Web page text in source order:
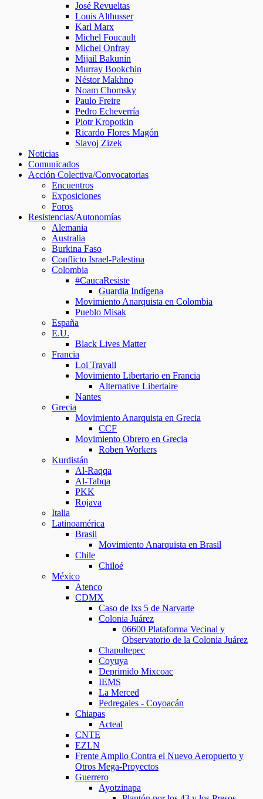
José Revueltas
Louis Althusser
Karl Marx
Michel Foucault
Michel Onfray
Mijail Bakunin
Murray Bookchin
Néstor Makhno
Noam Chomsky
Paulo Freire
Pedro Echeverría
Piotr Kropotkin
Ricardo Flores Magón
Slavoj Zizek
Noticias
Comunicados
Acción Colectiva/Convocatorias
Encuentros
Exposiciones
Foros
Resistencias/Autonomías
Alemania
Australia
Burkina Faso
Conflicto Israel-Palestina
Colombia
#CaucaResiste
Guardia Indígena
Movimiento Anarquista en Colombia
Pueblo Misak
España
E.U.
Black Lives Matter
Francia
Loi Travail
Movimiento Libertario en Francia
Alternative Libertaire
Nantes
Grecia
Movimiento Anarquista en Grecia
CCF
Movimiento Obrero en Grecia
Roben Workers
Kurdistán
Al-Raqqa
Al-Tabqa
PKK
Rojava
Italia
Latinoamérica
Brasil
Movimiento Anarquista en Brasil
Chile
Chiloé
México
Atenco
CDMX
Caso de lxs 5 de Narvarte
Colonia Juárez
06600 Plataforma Vecinal y
Observatorio de la Colonia Juárez
Chapultepec
Coyuya
Deprimido Mixcoac
IEMS
La Merced
Pedregales - Coyoacán
Chiapas
Acteal
CNTE
EZLN
Frente Amplio Contra el Nuevo Aeropuerto y
Otros Mega-Proyectos
Guerrero
Ayotzinapa